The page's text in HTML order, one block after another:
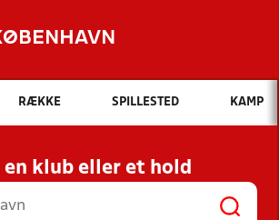
Hvad vil du søge efter?
INDHOLD OG NYHEDER
RESULTATER, KLUBBER OG
HOLD
RÆKKE SPILLESTED KAMP
en klub eller et hold